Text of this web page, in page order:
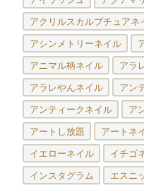
アクリルスカルプチュアネ
アシンメトリーネイル
アニマル柄ネイル アラ
アラレやんネイル アン
アンティークネイル ア
アートし放題 アートネ
イエローネイル イチゴ
インスタグラム エスニ